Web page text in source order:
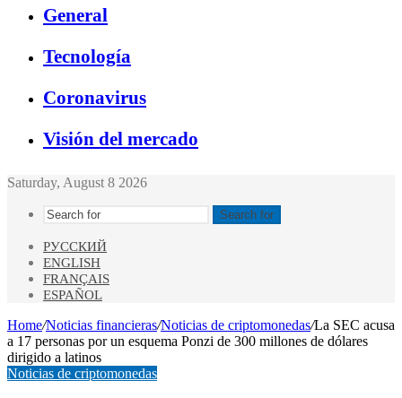
General
Tecnología
Coronavirus
Visión del mercado
Saturday, August 8 2026
Search for
РУССКИЙ
ENGLISH
FRANÇAIS
ESPAÑOL
Home/Noticias financieras/Noticias de criptomonedas/La SEC acusa
a 17 personas por un esquema Ponzi de 300 millones de dólares
dirigido a latinos
Noticias de criptomonedas